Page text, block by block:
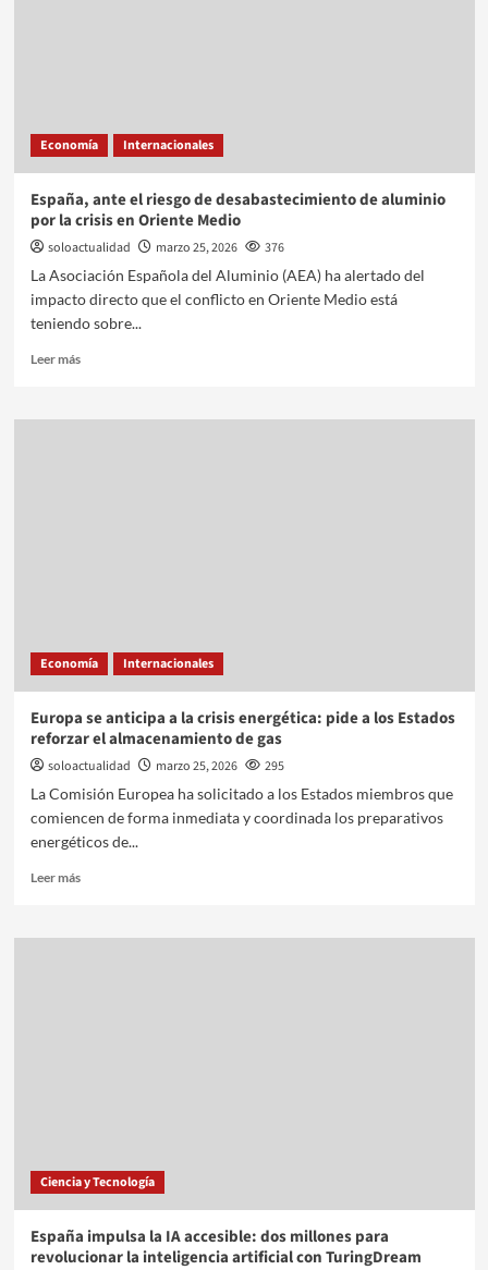
Economía Internacionales
España, ante el riesgo de desabastecimiento de aluminio
por la crisis en Oriente Medio
soloactualidad marzo 25, 2026
376
La Asociación Española del Aluminio (AEA) ha alertado del
impacto directo que el conflicto en Oriente Medio está
teniendo sobre...
Leer más
Economía Internacionales
Europa se anticipa a la crisis energética: pide a los Estados
reforzar el almacenamiento de gas
soloactualidad marzo 25, 2026
295
La Comisión Europea ha solicitado a los Estados miembros que
comiencen de forma inmediata y coordinada los preparativos
energéticos de...
Leer más
Ciencia y Tecnología
España impulsa la IA accesible: dos millones para
revolucionar la inteligencia artificial con TuringDream